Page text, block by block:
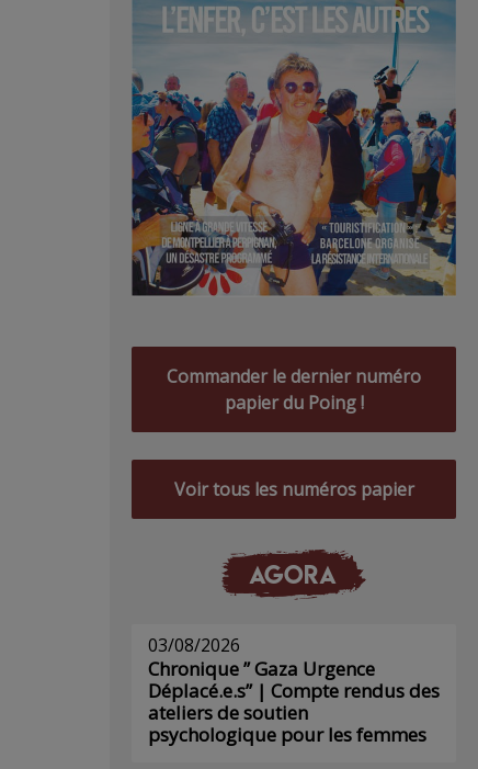
Commander le dernier numéro
papier du Poing !
Voir tous les numéros papier
AGORA
03/08/2026
Chronique ” Gaza Urgence
Déplacé.e.s” | Compte rendus des
ateliers de soutien
psychologique pour les femmes